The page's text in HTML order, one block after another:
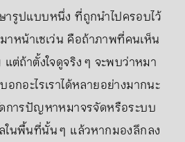
รูปแบบหนึ่ง ที่ถูกนำไปครอบไว้
าหน้าเซเว่น คือถ้าภาพที่คนเห็น
ต่ถ้าตั้งใจดูจริง ๆ จะพบว่าหมา
กอะไรเราได้หลายอย่างมากนะ
การปัญหาหมาจรจัดหรือระบบ
ในพื้นที่นั้น ๆ แล้วหากมองลึกลง